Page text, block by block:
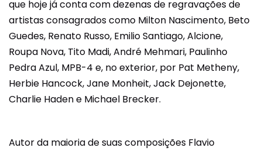
que hoje já conta com dezenas de regravações de
artistas consagrados como Milton Nascimento, Beto
Guedes, Renato Russo, Emilio Santiago, Alcione,
Roupa Nova, Tito Madi, André Mehmari, Paulinho
Pedra Azul, MPB-4 e, no exterior, por Pat Metheny,
Herbie Hancock, Jane Monheit, Jack Dejonette,
Charlie Haden e Michael Brecker.
Autor da maioria de suas composições Flavio